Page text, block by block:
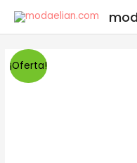
¡Oferta!